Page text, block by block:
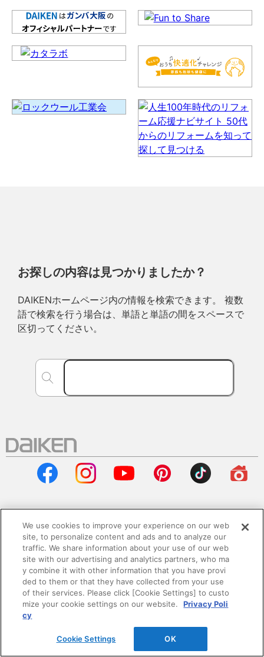
お探しの内容は見つかりましたか？
DAIKENホームページ内の情報を検索できます。 複数
語で検索を行う場合は、単語と単語の間をスペースで
区切ってください。
会社情報
企業情報
サステナビリティ
採用情報
ニュースリリース
We use cookies to improve your experience on our web
site, to personalize content and ads and to analyze our
traffic. We share information about your use of our web
site with our advertising and analytics partners, who ma
y combine it with other information that you have provi
ded to them or that they have collected from your use
of their services. Please click [Cookie Settings] to custo
mize your cookie settings on our website.
Privacy Poli
cy
Cookie Settings OK